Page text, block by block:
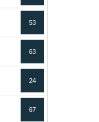
53
63
24
67